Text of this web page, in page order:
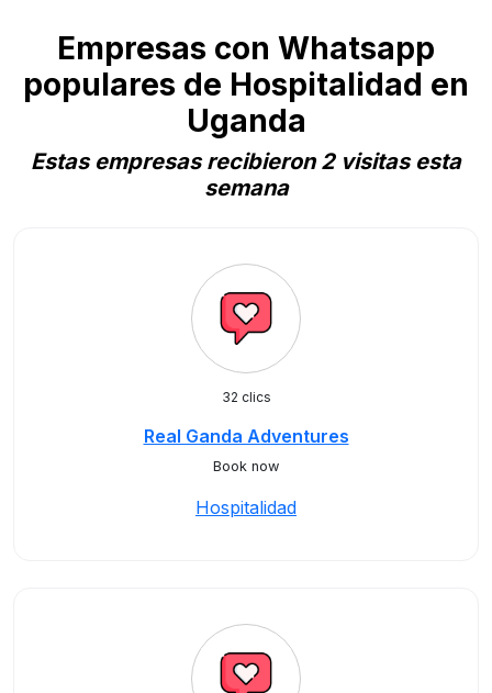
Empresas con Whatsapp
populares de Hospitalidad en
Uganda
Estas empresas recibieron 2 visitas esta
semana
32 clics
Real Ganda Adventures
Book now
Hospitalidad